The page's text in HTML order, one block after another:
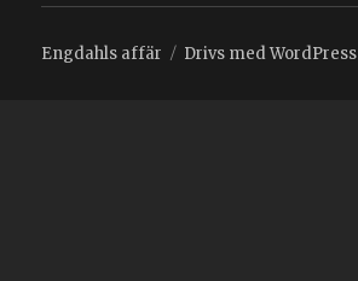
Engdahls affär Drivs med WordPress